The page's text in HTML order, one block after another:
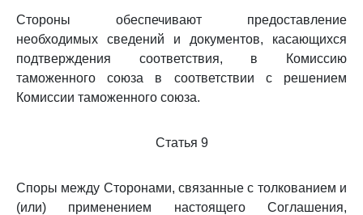
Стороны обеспечивают предоставление
необходимых сведений и документов, касающихся
подтверждения соответствия, в Комиссию
таможенного союза в соответствии с решением
Комиссии таможенного союза.
Статья 9
Споры между Сторонами, связанные с толкованием и
(или) применением настоящего Соглашения,